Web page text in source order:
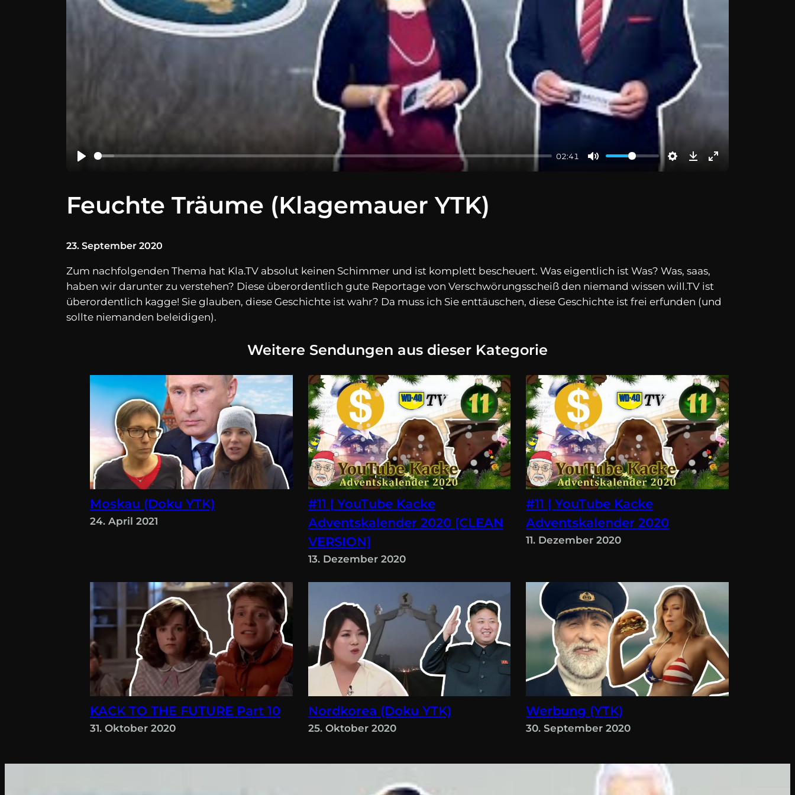
02:41
Feuchte Träume (Klagemauer YTK)
23. September 2020
Zum nachfolgenden Thema hat Kla.TV absolut keinen Schimmer und ist komplett bescheuert. Was eigentlich ist Was? Was, saas,
haben wir darunter zu verstehen? Diese überordentlich gute Reportage von Verschwörungsscheiß den niemand wissen will.TV ist
überordentlich kagge! Sie glauben, diese Geschichte ist wahr? Da muss ich Sie enttäuschen, diese Geschichte ist frei erfunden (und
sollte niemanden beleidigen).
Weitere Sendungen aus dieser Kategorie
Moskau (Doku YTK)
24. April 2021
#11 | YouTube Kacke
Adventskalender 2020 [CLEAN
VERSION]
13. Dezember 2020
#11 | YouTube Kacke
Adventskalender 2020
11. Dezember 2020
KACK TO THE FUTURE Part 10
31. Oktober 2020
Nordkorea (Doku YTK)
25. Oktober 2020
Werbung (YTK)
30. September 2020